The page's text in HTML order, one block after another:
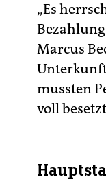
„Es
Marcus
mussten
voll